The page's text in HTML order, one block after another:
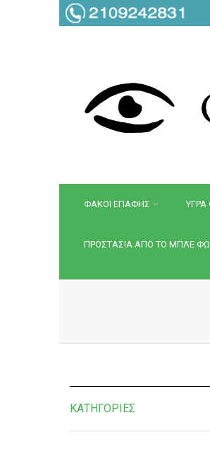
ΦΑΚΟΙ ΕΠΑΦΗΣ
ΠΡΟΣΤΑΣΙΑ ΑΠΟ ΤΟ ΜΠΛΕ
ΚΑΤΗΓΟΡΊΕΣ